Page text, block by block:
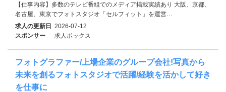
【仕事内容】多数のテレビ番組でのメディア掲載実績あり 大阪、京都、
名古屋、東京でフォトスタジオ「セルフィット」を運営…
求人の更新日 2026-07-12
スポンサー
求人ボックス
フォトグラファー/上場企業のグループ会社!写真から
未来を創るフォトスタジオで活躍/経験を活かして好き
を仕事に